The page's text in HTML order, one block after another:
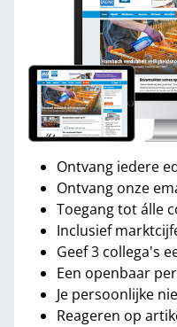
Ontvang iedere
Ontvang onze
Toegang tot álle
Inclusief
Geef 3 collega's
Een openbaar
Je persoonlijke
Reageren op